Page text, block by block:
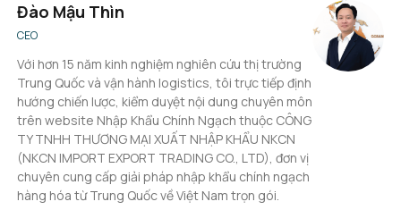
Đào Mậu Thìn
CEO
Với hơn 15 năm kinh nghiệm nghiên cứu thị trường
Trung Quốc và vận hành logistics, tôi trực tiếp định
hướng chiến lược, kiểm duyệt nội dung chuyên môn
trên website Nhập Khẩu Chính Ngạch thuộc CÔNG
TY TNHH THƯƠNG MẠI XUẤT NHẬP KHẨU NKCN
(NKCN IMPORT EXPORT TRADING CO., LTD), đơn vị
chuyên cung cấp giải pháp nhập khẩu chính ngạch
hàng hóa từ Trung Quốc về Việt Nam trọn gói.